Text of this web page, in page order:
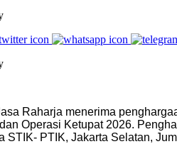
Raharja menerima
Operasi Ketupat 2026.
STIK- PTIK, Jakarta Selatan,